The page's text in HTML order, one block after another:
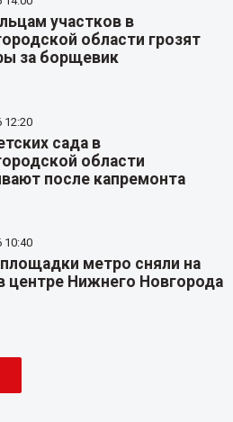
участков в
области грозят
за борщевик
12:20
сада в
области
после капремонта
10:40
метро сняли на
центре Нижнего Новгорода